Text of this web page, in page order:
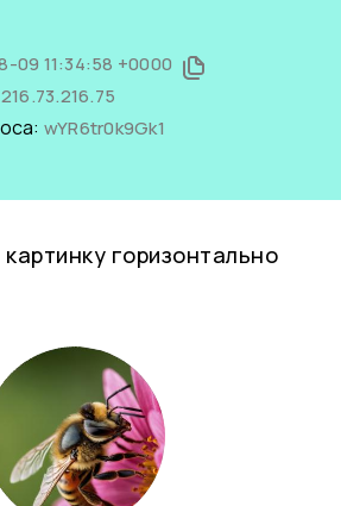
09 11:34:58 +0000
216.73.216.75
wYR6tr0k9Gk1
горизонтально